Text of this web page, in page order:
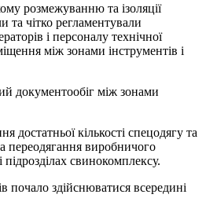
розмежуванню та ізоляції
чітко регламентували
і персоналу технічної
між зонами інструментів і
документообіг між зонами
достатньої кількості спецодягу та
переодягання виробничого
свинокомплексу.
почало здійснюватися всередині